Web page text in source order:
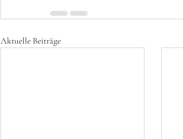
Aktuelle Beiträge